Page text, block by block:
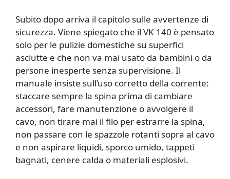
Subito dopo arriva il capitolo sulle avvertenze di
sicurezza. Viene spiegato che il VK 140 è pensato
solo per le pulizie domestiche su superfici
asciutte e che non va mai usato da bambini o da
persone inesperte senza supervisione. Il
manuale insiste sull’uso corretto della corrente:
staccare sempre la spina prima di cambiare
accessori, fare manutenzione o avvolgere il
cavo, non tirare mai il filo per estrarre la spina,
non passare con le spazzole rotanti sopra al cavo
e non aspirare liquidi, sporco umido, tappeti
bagnati, cenere calda o materiali esplosivi.